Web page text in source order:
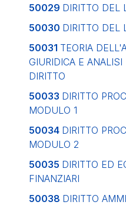
50029 DIRITTO DEL
50030 DIRITTO DEL
50031 TEORIA
GIURIDICA E
DIRITTO
50033 DIRITTO
MODULO 1
50034 DIRITTO
MODULO 2
50035 DIRITTO ED
FINANZIARI
50038 DIRITTO